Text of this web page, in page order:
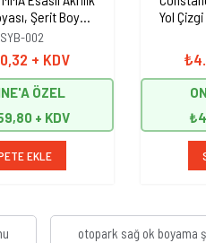
Şerit Boyası
kg Beyaz
002
+ KDV
ÖZEL
EKLE
Yol Çizgi
otopark sağ ok boyama